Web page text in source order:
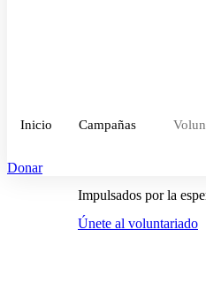
Inicio Campañas
Donar
Impulsados por la
Únete al voluntariado